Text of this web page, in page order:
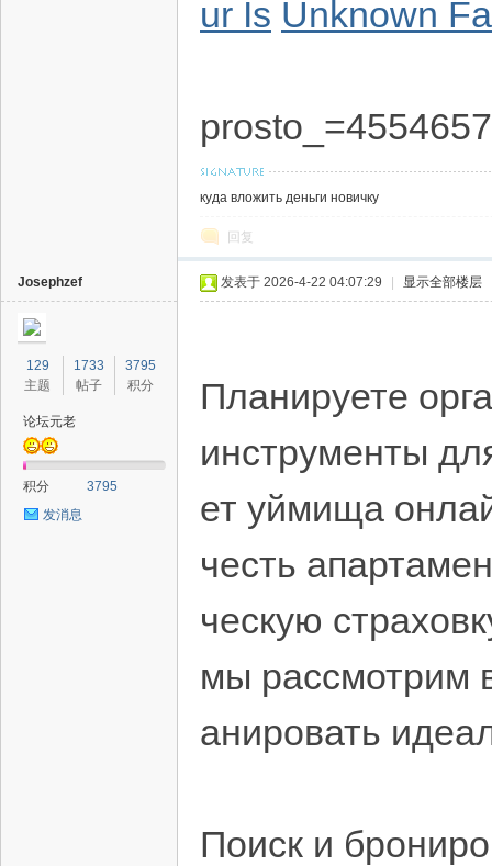
ur Is Unknown
куда вложить деньги новичку
回复
Josephzef
129
主题
1733
帖子
3795
积分
论坛元老
积分
3795
发消息
发表于 2026-4-22 04:07:29 显示全部楼层
Планируете
инструменты
ет уймища
честь
ческую
мы рассмотрим
анировать
Поиск и